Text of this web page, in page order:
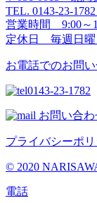
TEL. 0143-23-
営業時間 9:00～
定休日 毎週日曜
お電話でのお問
0143-23-1782
お問い合わ
プライバシーポ
© 2020
電話